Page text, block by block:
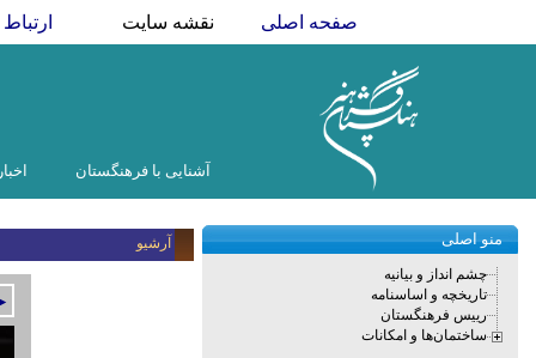
صفحه اصلی نقشه سایت
آشنایی با فرهنگستان
آرشیو منو اصلی
چشم انداز و بیانیه
تاریخچه و اساسنامه
رییس فرهنگستان
ساختمان‌ها و امکانات